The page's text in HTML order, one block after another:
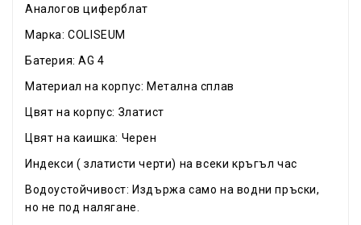
Аналогов циферблат
Марка: COLISEUM
Батерия: AG 4
Материал на корпус: Метална сплав
Цвят на корпус: Златист
Цвят на каишка: Черен
Индекси ( златисти черти) на всеки кръгъл час
Водоустойчивост: Издържа само на водни пръски,
но не под налягане.